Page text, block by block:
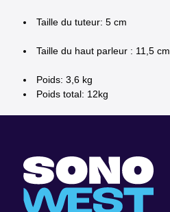
Taille du tuteur: 5 cm
Taille du haut parleur : 11,5 cm
Poids: 3,6 kg
Poids total: 12kg